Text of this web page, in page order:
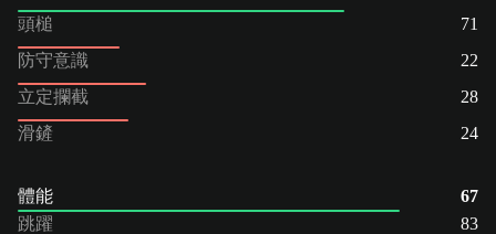
頭槌
71
防守意識
22
立定攔截
28
滑鏟
24
體能
67
跳躍
83